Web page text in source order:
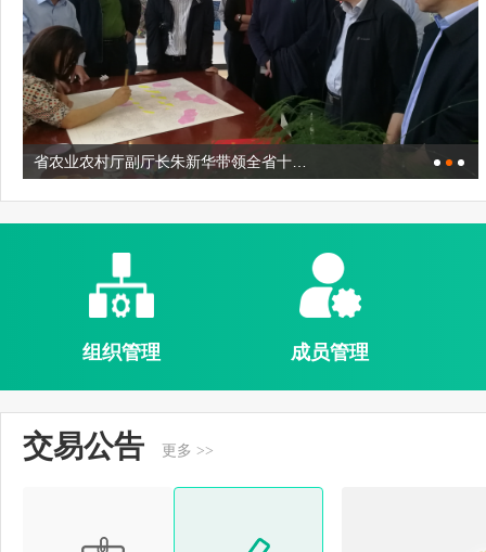
江苏省农科院六合即食果蔬产业研究院…
省农业农村厅副厅长朱新华带领全省十…
省农业农村厅、各设区市农业农村局、…
组织管理 成员管理